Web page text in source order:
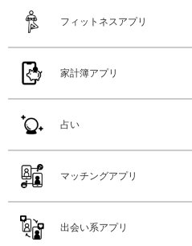
フィットネスアプリ
家計簿アプリ
占い
マッチングアプリ
出会い系アプリ